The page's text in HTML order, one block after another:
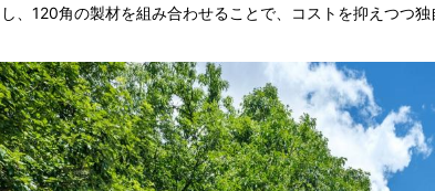
し、120角の製材を組み合わせることで、コストを抑えつつ独